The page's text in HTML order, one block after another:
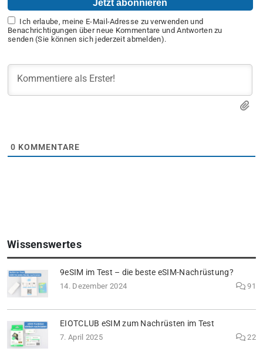
Ich erlaube, meine E-Mail-Adresse zu verwenden und
Benachrichtigungen über neue Kommentare und Antworten zu
senden (Sie können sich jederzeit abmelden).
0 KOMMENTARE
Wissenswertes
9eSIM im Test – die beste eSIM-Nachrüstung?
14. Dezember 2024 91
EIOTCLUB eSIM zum Nachrüsten im Test
7. April 2025 22